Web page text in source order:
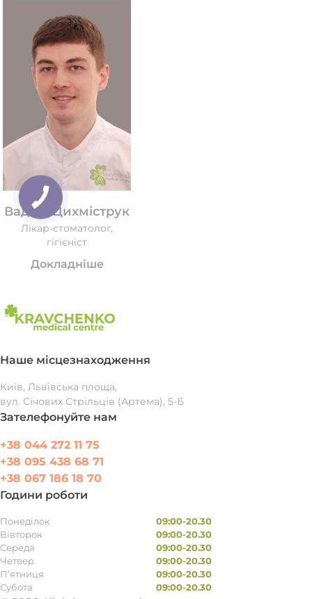
Вадим Цихміструк
Лікар-стоматолог,
гігієніст
Докладніше
Наше місцезнаходження
Київ, Львівська площа,
вул. Січових Стрільців (Артема), 5-Б
Зателефонуйте нам
+38 044 272 11 75
+38 095 438 68 71
+38 067 186 18 70
Години роботи
Понеділок
Вівторок
Середа
Четвер
П’ятниця
Субота
09:00-20.30
09:00-20.30
09:00-20.30
09:00-20.30
09:00-20.30
09:00-20.30